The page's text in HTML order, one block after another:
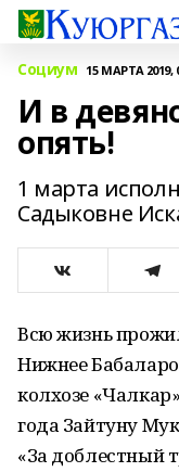
Социум 15 МАРТА 2019,
И в
опять!
1 марта
Садыковне
Всю жизнь
Нижнее
колхозе
года Зайтуну
«За доблестный